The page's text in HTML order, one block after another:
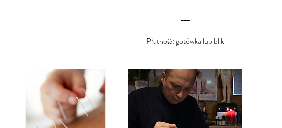
___
Płatność: gotówka lub blik